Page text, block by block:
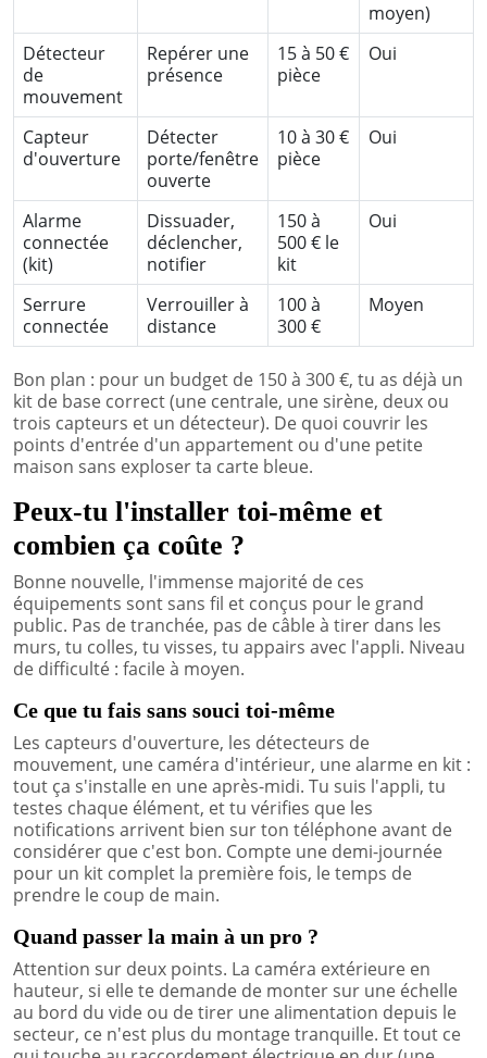
moyen)
Détecteur
de
mouvement
Repérer une
présence
15 à 50 €
pièce
Oui
Capteur
d'ouverture
Détecter
porte/fenêtre
ouverte
10 à 30 €
pièce
Oui
Alarme
connectée
(kit)
Dissuader,
déclencher,
notifier
150 à
500 € le
kit
Oui
Serrure
connectée
Verrouiller à
distance
100 à
300 €
Moyen
Bon plan : pour un budget de 150 à 300 €, tu as déjà un
kit de base correct (une centrale, une sirène, deux ou
trois capteurs et un détecteur). De quoi couvrir les
points d'entrée d'un appartement ou d'une petite
maison sans exploser ta carte bleue.
Peux-tu l'installer toi-même et
combien ça coûte ?
Bonne nouvelle, l'immense majorité de ces
équipements sont sans fil et conçus pour le grand
public. Pas de tranchée, pas de câble à tirer dans les
murs, tu colles, tu visses, tu appairs avec l'appli. Niveau
de difficulté : facile à moyen.
Ce que tu fais sans souci toi-même
Les capteurs d'ouverture, les détecteurs de
mouvement, une caméra d'intérieur, une alarme en kit :
tout ça s'installe en une après-midi. Tu suis l'appli, tu
testes chaque élément, et tu vérifies que les
notifications arrivent bien sur ton téléphone avant de
considérer que c'est bon. Compte une demi-journée
pour un kit complet la première fois, le temps de
prendre le coup de main.
Quand passer la main à un pro ?
Attention sur deux points. La caméra extérieure en
hauteur, si elle te demande de monter sur une échelle
au bord du vide ou de tirer une alimentation depuis le
secteur, ce n'est plus du montage tranquille. Et tout ce